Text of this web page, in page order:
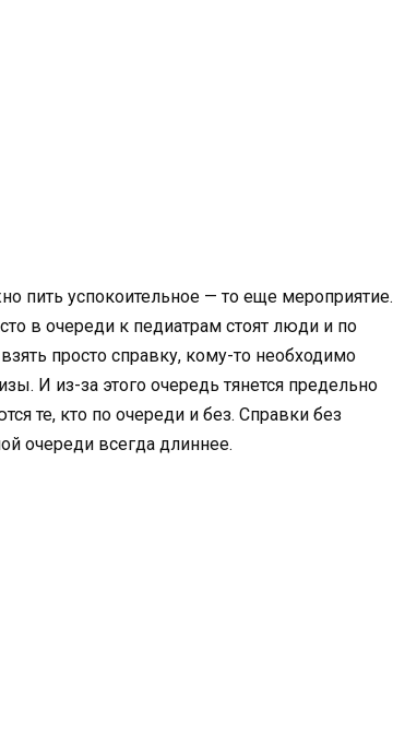
пить успокоительное — то еще мероприятие.
в очереди к педиатрам стоят люди и по
просто справку, кому-то необходимо
И из-за этого очередь тянется предельно
те, кто по очереди и без. Справки без
очереди всегда длиннее.